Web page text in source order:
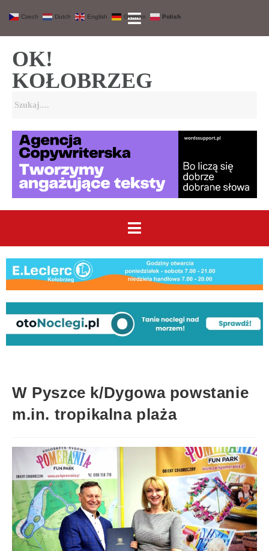
OK!
KOŁOBRZEG
W Pyszce k/Dygowa powstanie
m.in. tropikalna plaża
Czech Dutch English German Polish